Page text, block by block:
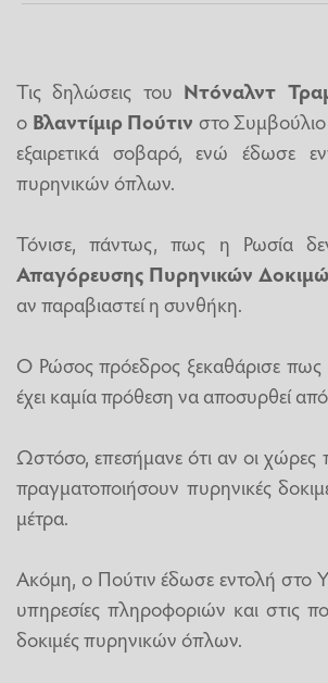
Τις δηλώσεις του Ντόναλντ
ο Βλαντίμιρ Πούτιν στο Συμβούλιο
εξαιρετικά σοβαρό, ενώ έδωσε
πυρηνικών όπλων.
Τόνισε, πάντως, πως η Ρωσία
Απαγόρευσης Πυρηνικών
αν παραβιαστεί η συνθήκη.
Ο Ρώσος πρόεδρος ξεκαθάρισε
έχει καμία πρόθεση να αποσυρθεί
Ωστόσο, επεσήμανε ότι αν οι
πραγματοποιήσουν πυρηνικές
μέτρα.
Ακόμη, ο Πούτιν έδωσε εντολή στο
υπηρεσίες πληροφοριών και στις
δοκιμές πυρηνικών όπλων.